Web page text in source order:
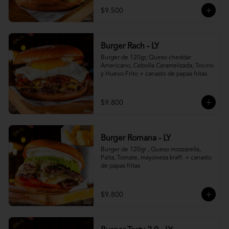
$9.500
Burger Rach - LY
Burger de 120gr, Queso cheddar
Americano, Cebolla Caramelizada, Tocino
y Huevo Frito + canasto de papas fritas
$9.800
Burger Romana - LY
Burger de 120gr , Queso mozzarella,
Palta, Tomate, mayonesa kraff. + canasto
de papas fritas
$9.800